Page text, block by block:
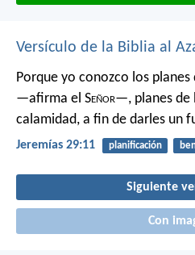
Versículo de la Biblia al
Porque yo conozco los
—afirma el Señor—, planes de
calamidad, a fin de darles un
Jeremías 29:11 planificación
Siguiente
Con